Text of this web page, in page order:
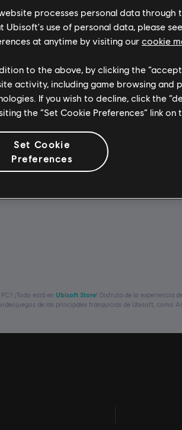
$39.99
Assassin’s Creed
Standard Edition
¡Todo está enUbisoft Store! Disfruta de la experiencia
de las principales franquicias de Ubisoft, como
processes personal data through
Ubisoft's use of personal data, please
at anytime by visiting our cookie
to the above, by clicking the
activity, including game browsing and
If you wish to decline, click the
the “Set Cookie Preferences” link
Set Cookie
Preferences